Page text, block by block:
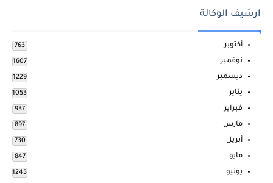
ارشيف الوكالة
أكتوبر 763
نوفمبر 1607
ديسمبر 1229
يناير 1053
فبراير 937
مارس 897
أبريل 730
مايو 847
يونيو 1245